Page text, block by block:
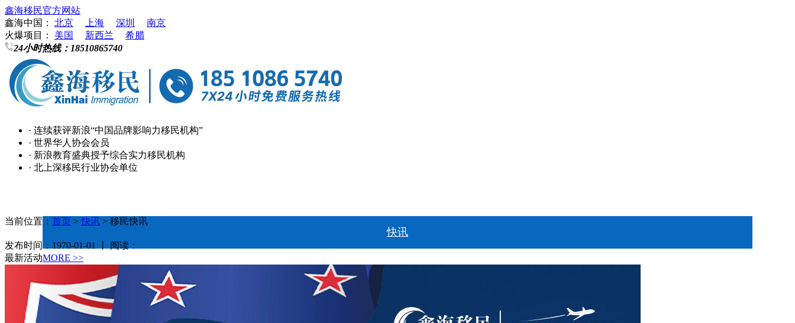
鑫海移民官方网站
鑫海中国：
北京 上海 深圳
南京
火爆项目：
美国 新西兰
希腊
24小时热线： 18510865740
· 连续获评新浪“中国品牌影响力移民机构”
· 世界华人协会会员
· 新浪教育盛典授予综合实力移民机构
· 北上深移民行业协会单位
快讯
项目
新西兰
当前位置： 首页 >快讯 > 移民快讯
发布时间：1970-01-01 丨 阅读：
最新活动MORE >>